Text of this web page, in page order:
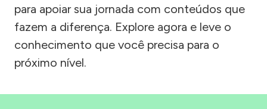
para apoiar sua jornada com conteúdos que
fazem a diferença. Explore agora e leve o
conhecimento que você precisa para o
próximo nível.